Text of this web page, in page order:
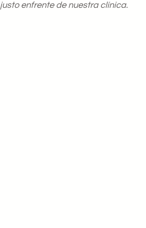
justo enfrente de nuestra clínica.